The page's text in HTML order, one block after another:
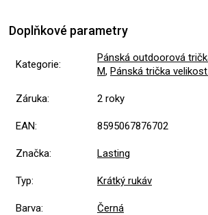
Doplňkové parametry
Kategorie:
Pánská outdoorová
M, Pánská trička
Záruka: 2 roky
EAN: 8595067876702
Značka: Lasting
Typ: Krátký rukáv
Barva: Černá